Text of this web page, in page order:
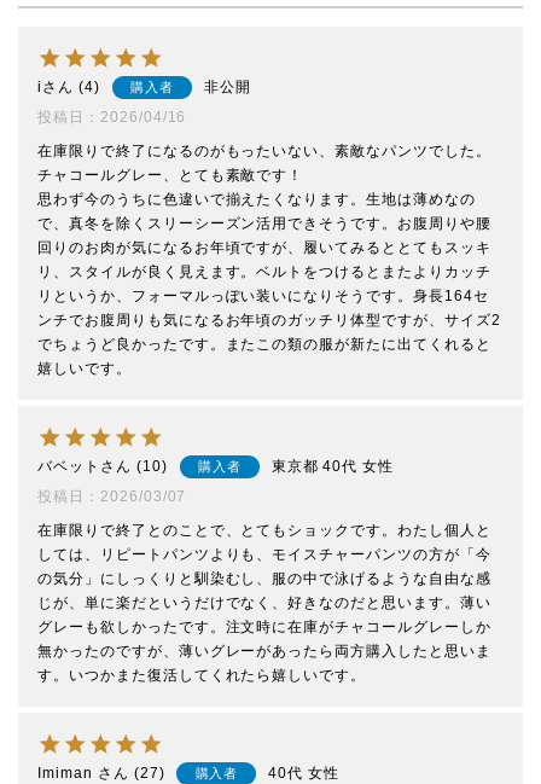
i 4 購入者
非公開
投稿日
2026/04/16
在庫限りで終了になるのがもったいない、素敵なパンツでした。
チャコールグレー、とても素敵です！
思わず今のうちに色違いで揃えたくなります。生地は薄めなの
で、真冬を除くスリーシーズン活用できそうです。お腹周りや腰
回りのお肉が気になるお年頃ですが、履いてみるととてもスッキ
リ、スタイルが良く見えます。ベルトをつけるとまたよりカッチ
リというか、フォーマルっぽい装いになりそうです。身長164セ
ンチでお腹周りも気になるお年頃のガッチリ体型ですが、サイズ2
でちょうど良かったです。またこの類の服が新たに出てくれると
嬉しいです。
バベット 10 購入者 東京都 40代 女性
投稿日
2026/03/07
在庫限りで終了とのことで、とてもショックです。わたし個人と
しては、リピートパンツよりも、モイスチャーパンツの方が「今
の気分」にしっくりと馴染むし、服の中で泳げるような自由な感
じが、単に楽だというだけでなく、好きなのだと思います。薄い
グレーも欲しかったです。注文時に在庫がチャコールグレーしか
無かったのですが、薄いグレーがあったら両方購入したと思いま
す。いつかまた復活してくれたら嬉しいです。
Imiman 27 購入者 40代 女性